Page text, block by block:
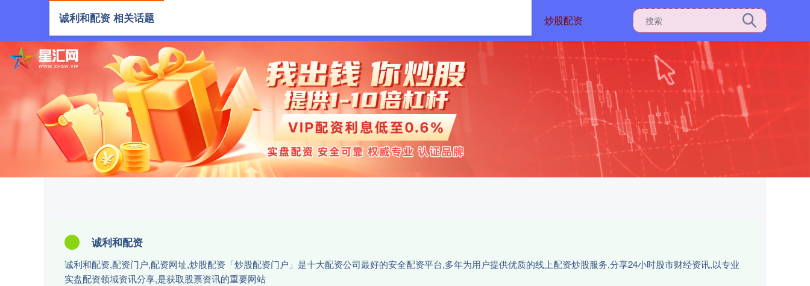
炒股配资
诚利和配资
诚利和配资,配资门户,配资网址,炒股配资「炒股配资门户」是十大配资公司最好的安全配资平台,多年为用户提供优质的线上配资炒股服务,分享24小时股市财经资讯,以专业
实盘配资领域资讯分享,是获取股票资讯的重要网站
诚利和配资 相关话题